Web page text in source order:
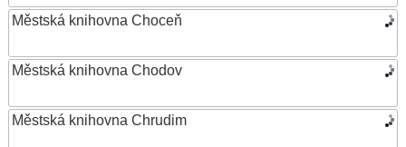
Městská knihovna Choceň
Městská knihovna Chodov
Městská knihovna Chrudim